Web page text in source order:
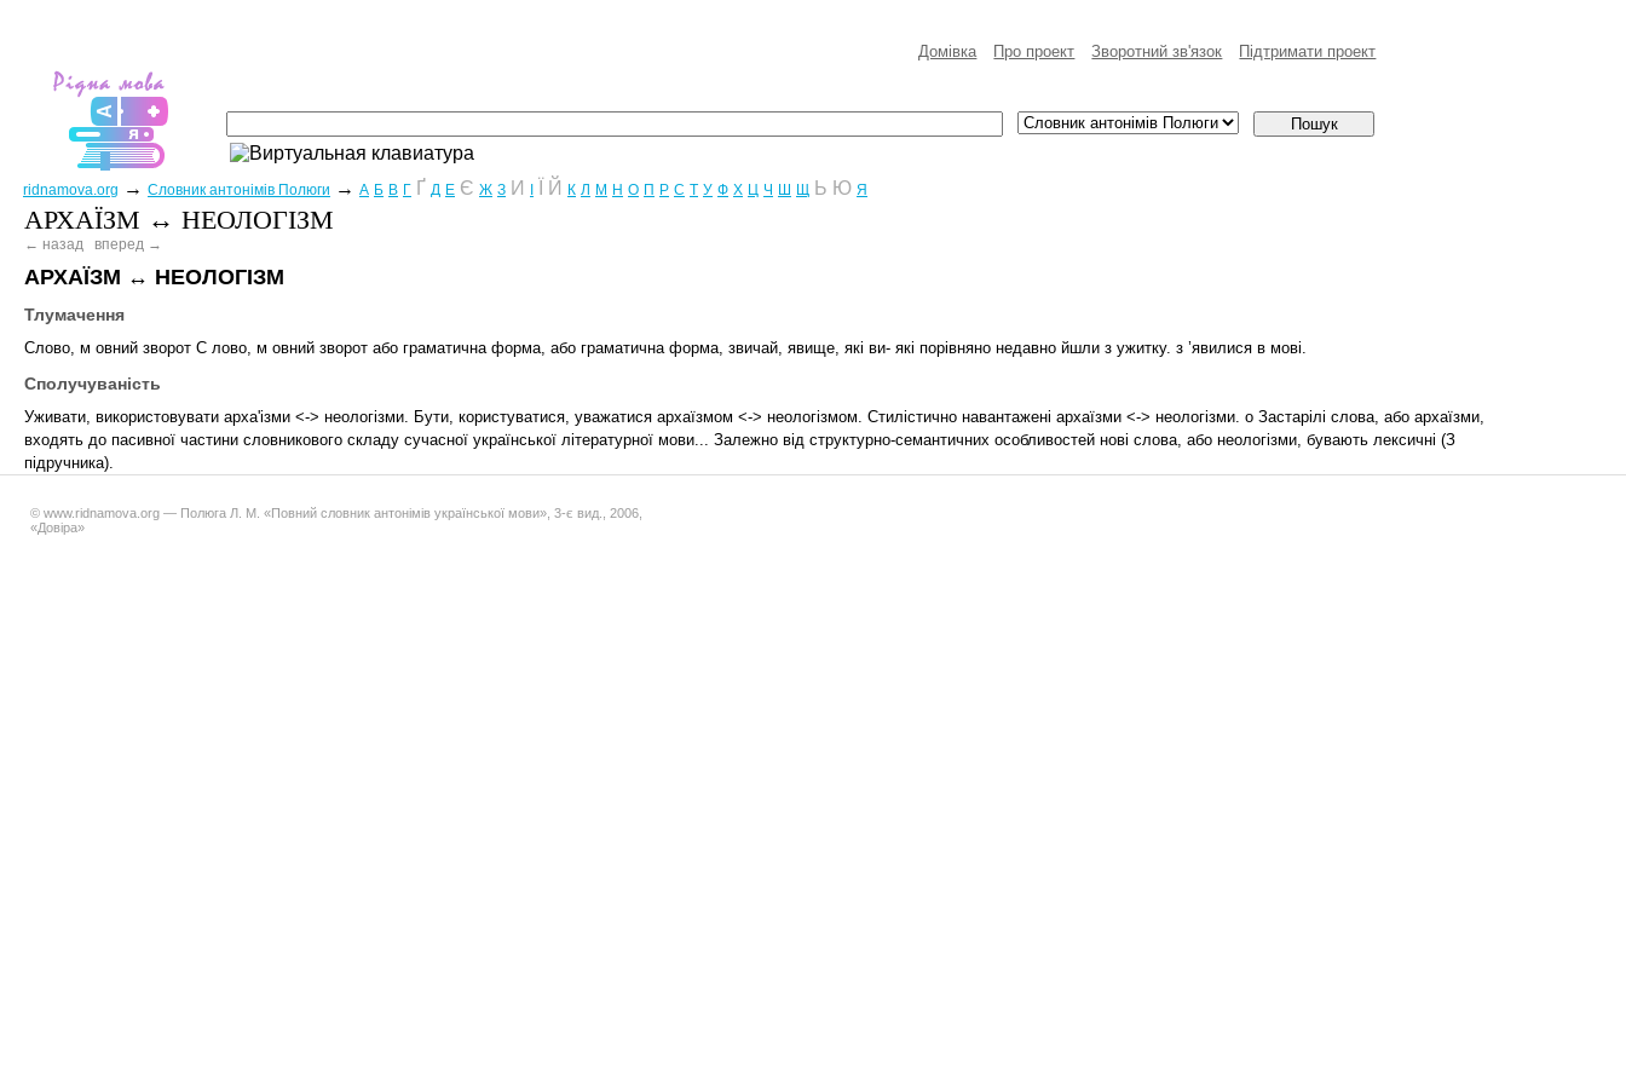
Домівка Про проект Зворотний зв'язок Пiдтримати проект
ridnamova.org → Словник антонімів Полюги → А Б В Г Ґ Д Е Є Ж З И Й К Л М Н О П Р С Т У Ф Х Ц Ч Ш Щ Ь Ю Я
АРХАЇЗМ ↔ НЕОЛОГІЗМ
← назад вперед →
АРХАЇЗМ ↔ НЕОЛОГІЗМ
Тлумачення
Слово, м овний зворот С лово, м овний зворот або граматична форма, або граматична форма, звичай, явище, які ви- які порівняно недавно йшли з ужитку. з ’явилися в мові.
Сполучуваність
Уживати, використовувати арха'ізми <-> неологізми. Бути, користуватися, уважатися архаїзмом <-> неологізмом. Стилістично навантажені архаїзми <-> неологізми. о Застарілі слова, або архаїзми,
входять до пасивної частини словникового складу сучасної української літературної мови... Залежно від структурно-семантичних особливостей нові слова, або неологізми, бувають лексичні (З
підручника).
© www.ridnamova.org — Полюга Л. М. «Повний словник антонімів української мови», 3-є вид., 2006,
«Довіра»